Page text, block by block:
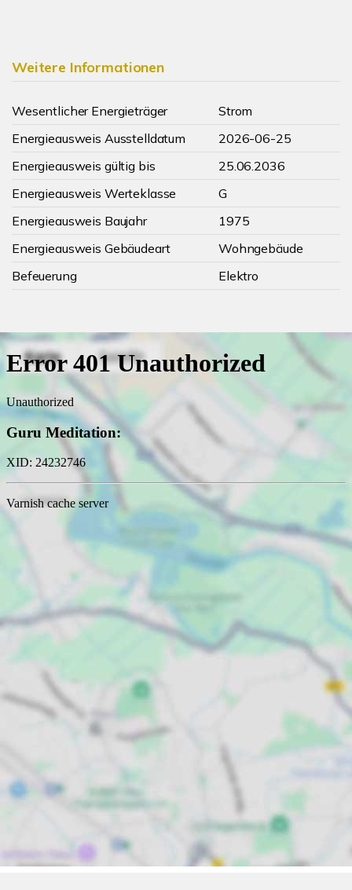
Weitere Informationen
Wesentlicher Energieträger
Strom
Energieausweis Ausstelldatum
2026-06-25
Energieausweis gültig bis
25.06.2036
Energieausweis Werteklasse
G
Energieausweis Baujahr
1975
Energieausweis Gebäudeart
Wohngebäude
Befeuerung
Elektro